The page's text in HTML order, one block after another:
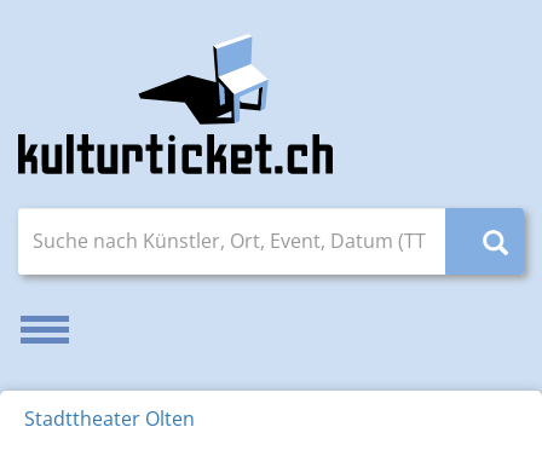
Navigation aktivieren/deaktivieren
Stadttheater Olten